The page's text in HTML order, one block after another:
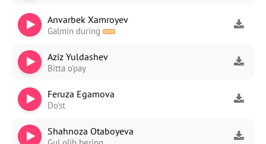
Anvarbek Xamroyev
Galmin during
Aziz Yuldashev
Bitta o'pay
Feruza Egamova
Do'st
Shahnoza Otaboyeva